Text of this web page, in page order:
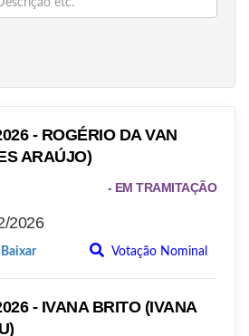
- ROGÉRIO DA VAN
ARAÚJO)
- EM TRAMITAÇÃO
2026
Baixar Votação Nominal
- IVANA BRITO (IVANA